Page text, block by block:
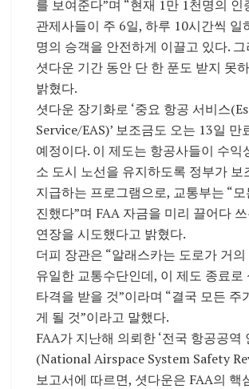
를 보여준다”며 “현재 1만 1천명의 인
관제사들이 주 6일, 하루 10시간씩 일
명의 승객을 안전하게 이끌고 있다.
셧다운 기간 동안 단 한 푼도 받지 못
밝혔다.
셧다운 장기화로 ‘중요 항공 서비스
Service/EAS)’ 보조금도 오는 13일 만
예정이다. 이 제도는 항공사들이 수익
소 도시 노선을 유지하도록 정부가 보
지급하는 프로그램으로, 교통부는 “
진했다”며 FAA 자금을 미리 끌어다
연장을 시도했다고 밝혔다.
더피 장관은 “알래스카는 도로가 거
유일한 교통수단인데, 이 제도 종료로
타격을 받을 것”이라며 “결국 모든 주
게 될 것”이라고 말했다.
FAA가 지난해 의뢰한 ‘전국 항공공역
(National Airspace System Safety
보고서에 따르면, 셧다운은 FAA의 핵